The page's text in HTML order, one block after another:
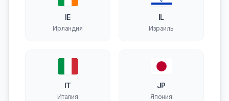
IE
Ирландия
IL
Израиль
IT
Италия
JP
Япония